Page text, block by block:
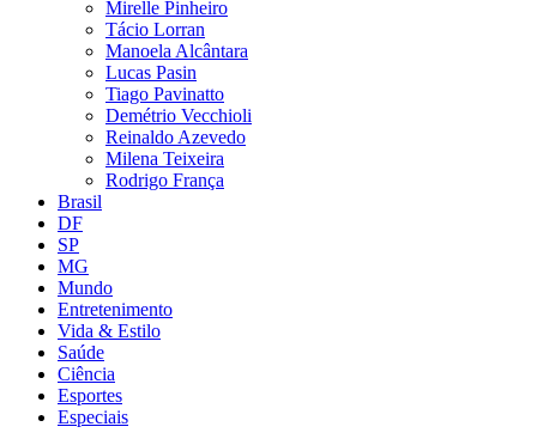
Mirelle Pinheiro
Tácio Lorran
Manoela Alcântara
Lucas Pasin
Tiago Pavinatto
Demétrio Vecchioli
Reinaldo Azevedo
Milena Teixeira
Rodrigo França
Brasil
DF
SP
MG
Mundo
Entretenimento
Vida & Estilo
Saúde
Ciência
Esportes
Especiais